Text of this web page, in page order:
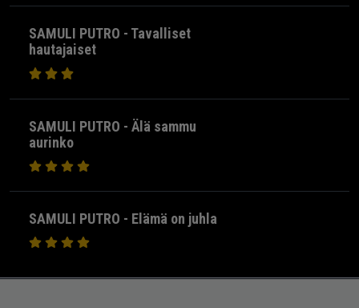
SAMULI PUTRO - Tavalliset
hautajaiset
SAMULI PUTRO - Älä sammu
aurinko
SAMULI PUTRO - Elämä on juhla